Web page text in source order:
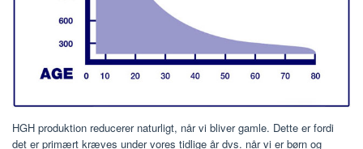
HGH produktion reducerer naturligt, når vi bliver gamle. Dette er fordi
det er primært kræves under vores tidlige år dvs. når vi er børn og